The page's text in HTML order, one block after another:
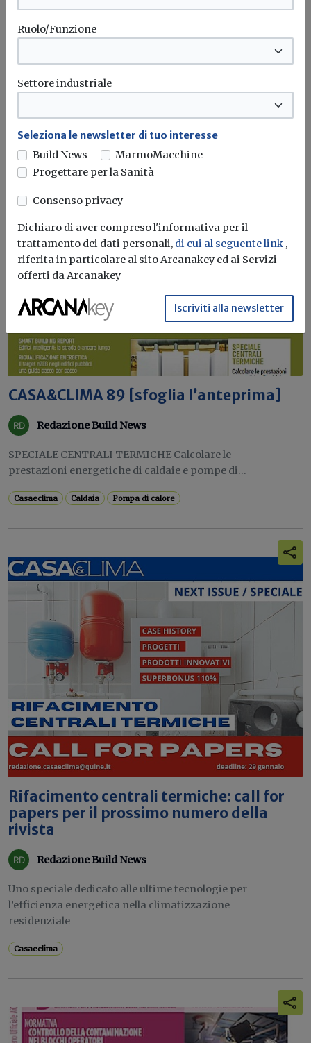
manutentori?
Redazione Build News
sull’ultimo numero della...
CASA&CLIMA 89 [sfoglia l’anteprima]
Redazione Build News
SPECIALE CENTRALI TERMICHE Calcolare le
prestazioni energetiche di caldaie e pompe di...
Casaeclima Caldaia Pompa di calore
Rifacimento centrali termiche: call for
papers per il prossimo numero della
rivista
Redazione Build News
Uno speciale dedicato alle ultime tecnologie per
l’efficienza energetica nella climatizzazione
residenziale
Casaeclima
Ruolo/Funzione
Settore industriale
Seleziona le newsletter di tuo interesse
Build News
MarmoMacchine
Progettare per la Sanità
Consenso privacy
Dichiaro di aver compreso l'informativa per il
trattamento dei dati personali, di cui al seguente link ,
riferita in particolare al sito Arcanakey ed ai Servizi
offerti da Arcanakey
Iscriviti alla newsletter